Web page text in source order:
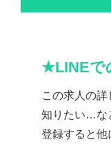
★LINEで
この求人の
知りたい…な
登録すると